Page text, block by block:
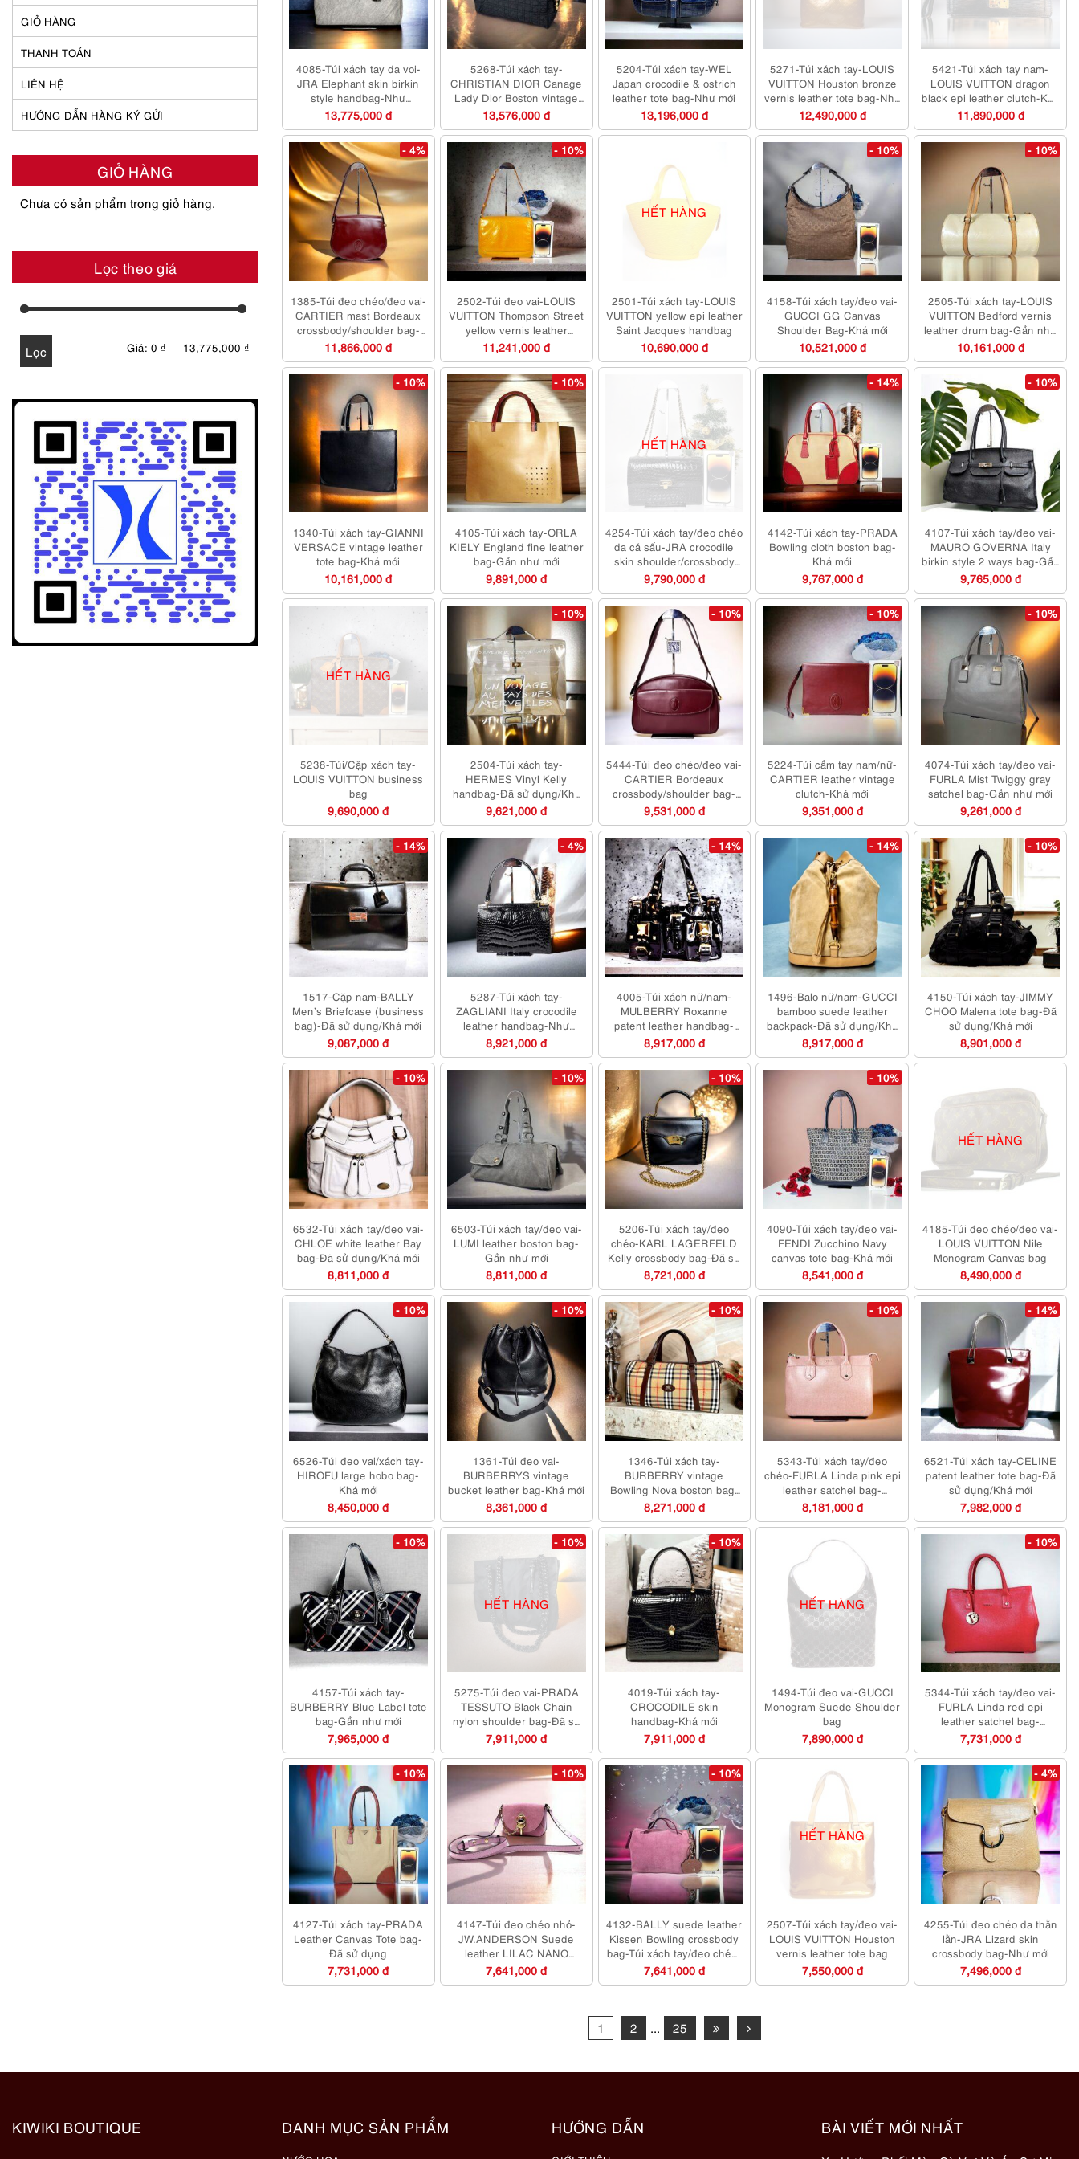
4085-Túi xách tay da voi-
JRA Elephant skin birkin
style handbag-Như
mới/Chưa sử dụng
13,775,000 đ
5268-Túi xách tay-
CHRISTIAN DIOR Canage
Lady Dior Boston vintage
bag-Khá mới
13,576,000 đ
5204-Túi xách tay-WEL
Japan crocodile & ostrich
leather tote bag-Như mới
13,196,000 đ
5271-Túi xách tay-LOUIS
VUITTON Houston bronze
vernis leather tote bag-Như
mới
12,490,000 đ
5421-Túi xách tay nam-
LOUIS VUITTON dragon
black epi leather clutch-Khá
mới
11,890,000 đ
- 4%
1385-Túi đeo chéo/đeo vai-
CARTIER mast Bordeaux
crossbody/shoulder bag-
Như mới
11,866,000 đ
- 10%
2502-Túi đeo vai-LOUIS
VUITTON Thompson Street
yellow vernis leather
shoulder bag-Gần như mới
11,241,000 đ
HẾT HÀNG
2501-Túi xách tay-LOUIS
VUITTON yellow epi leather
Saint Jacques handbag
10,690,000 đ
- 10%
4158-Túi xách tay/đeo vai-
GUCCI GG Canvas
Shoulder Bag-Khá mới
10,521,000 đ
- 10%
2505-Túi xách tay-LOUIS
VUITTON Bedford vernis
leather drum bag-Gần như
mới
10,161,000 đ
- 10%
1340-Túi xách tay-GIANNI
VERSACE vintage leather
tote bag-Khá mới
10,161,000 đ
- 10%
4105-Túi xách tay-ORLA
KIELY England fine leather
bag-Gần như mới
9,891,000 đ
HẾT HÀNG
4254-Túi xách tay/đeo chéo
da cá sấu-JRA crocodile
skin shoulder/crossbody
bag
9,790,000 đ
- 14%
4142-Túi xách tay-PRADA
Bowling cloth boston bag-
Khá mới
9,767,000 đ
- 10%
4107-Túi xách tay/đeo vai-
MAURO GOVERNA Italy
birkin style 2 ways bag-Gần
như mới
9,765,000 đ
HẾT HÀNG
5238-Túi/Cặp xách tay-
LOUIS VUITTON business
bag
9,690,000 đ
- 10%
2504-Túi xách tay-
HERMES Vinyl Kelly
handbag-Đã sử dụng/Khá
mới
9,621,000 đ
- 10%
5444-Túi đeo chéo/đeo vai-
CARTIER Bordeaux
crossbody/shoulder bag-
Gần như mới
9,531,000 đ
- 10%
5224-Túi cầm tay nam/nữ-
CARTIER leather vintage
clutch-Khá mới
9,351,000 đ
- 10%
4074-Túi xách tay/đeo vai-
FURLA Mist Twiggy gray
satchel bag-Gần như mới
9,261,000 đ
- 14%
1517-Cặp nam-BALLY
Men’s Briefcase (business
bag)-Đã sử dụng/Khá mới
9,087,000 đ
- 4%
5287-Túi xách tay-
ZAGLIANI Italy crocodile
leather handbag-Như
mới/Chưa sử dụng
8,921,000 đ
- 14%
4005-Túi xách nữ/nam-
MULBERRY Roxanne
patent leather handbag-
Khá mới
8,917,000 đ
- 14%
1496-Balo nữ/nam-GUCCI
bamboo suede leather
backpack-Đã sử dụng/Khá
mới
8,917,000 đ
- 10%
4150-Túi xách tay-JIMMY
CHOO Malena tote bag-Đã
sử dụng/Khá mới
8,901,000 đ
- 10%
6532-Túi xách tay/đeo vai-
CHLOE white leather Bay
bag-Đã sử dụng/Khá mới
8,811,000 đ
- 10%
6503-Túi xách tay/đeo vai-
LUMI leather boston bag-
Gần như mới
8,811,000 đ
- 10%
5206-Túi xách tay/đeo
chéo-KARL LAGERFELD
Kelly crossbody bag-Đã sử
dụng/Khá mới
8,721,000 đ
- 10%
4090-Túi xách tay/đeo vai-
FENDI Zucchino Navy
canvas tote bag-Khá mới
8,541,000 đ
HẾT HÀNG
4185-Túi đeo chéo/đeo vai-
LOUIS VUITTON Nile
Monogram Canvas bag
8,490,000 đ
- 10%
6526-Túi đeo vai/xách tay-
HIROFU large hobo bag-
Khá mới
8,450,000 đ
- 10%
1361-Túi đeo vai-
BURBERRYS vintage
bucket leather bag-Khá mới
8,361,000 đ
- 10%
1346-Túi xách tay-
BURBERRY vintage
Bowling Nova boston bag-
Đã sử dụng/Khá mới
8,271,000 đ
- 10%
5343-Túi xách tay/đeo
chéo-FURLA Linda pink epi
leather satchel bag-
Mới/Chưa sử dụng
8,181,000 đ
- 14%
6521-Túi xách tay-CELINE
patent leather tote bag-Đã
sử dụng/Khá mới
7,982,000 đ
- 10%
4157-Túi xách tay-
BURBERRY Blue Label tote
bag-Gần như mới
7,965,000 đ
HẾT HÀNG
- 10%
5275-Túi đeo vai-PRADA
TESSUTO Black Chain
nylon shoulder bag-Đã sử
dụng/Khá mới
7,911,000 đ
- 10%
4019-Túi xách tay-
CROCODILE skin
handbag-Khá mới
7,911,000 đ
HẾT HÀNG
1494-Túi đeo vai-GUCCI
Monogram Suede Shoulder
bag
7,890,000 đ
- 10%
5344-Túi xách tay/đeo vai-
FURLA Linda red epi
leather satchel bag-
Mới/Chưa sử dụng
7,731,000 đ
- 10%
4127-Túi xách tay-PRADA
Leather Canvas Tote bag-
Đã sử dụng
7,731,000 đ
- 10%
4147-Túi đeo chéo nhỏ-
JW.ANDERSON Suede
leather LILAC NANO
KEYTS BAG-Khá mới
7,641,000 đ
- 10%
4132-BALLY suede leather
Kissen Bowling crossbody
bag-Túi xách tay/đeo chéo-
Chưa sử dụng
7,641,000 đ
HẾT HÀNG
2507-Túi xách tay/đeo vai-
LOUIS VUITTON Houston
vernis leather tote bag
7,550,000 đ
- 4%
4255-Túi đeo chéo da thằn
lằn-JRA Lizard skin
crossbody bag-Như mới
7,496,000 đ
1 2 ... 25
GIỎ HÀNG
THANH TOÁN
LIÊN HỆ
HƯỚNG DẪN HÀNG KÝ GỬI
GIỎ HÀNG
Chưa có sản phẩm trong giỏ hàng.
Lọc theo giá
nhất
nhất
Lọc Giá: 0 ₫ — 13,775,000 ₫
KIWIKI BOUTIQUE DANH MỤC SẢN PHẨM HƯỚNG DẪN BÀI VIẾT MỚI NHẤT